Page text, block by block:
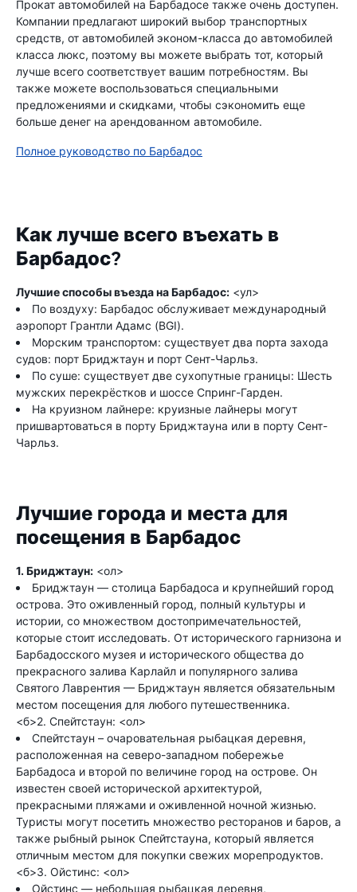
Прокат автомобилей на Барбадосе также очень доступен.
Компании предлагают широкий выбор транспортных
средств, от автомобилей эконом-класса до автомобилей
класса люкс, поэтому вы можете выбрать тот, который
лучше всего соответствует вашим потребностям. Вы
также можете воспользоваться специальными
предложениями и скидками, чтобы сэкономить еще
больше денег на арендованном автомобиле.
Полное руководство по Барбадос
Как лучше всего въехать в
Барбадос?
Лучшие способы въезда на Барбадос: <ул>
По воздуху: Барбадос обслуживает международный
аэропорт Грантли Адамс (BGI).
Морским транспортом: существует два порта захода
судов: порт Бриджтаун и порт Сент-Чарльз.
По суше: существует две сухопутные границы: Шесть
мужских перекрёстков и шоссе Спринг-Гарден.
На круизном лайнере: круизные лайнеры могут
пришвартоваться в порту Бриджтауна или в порту Сент-
Чарльз.
Лучшие города и места для
посещения в Барбадос
1. Бриджтаун: <ол>
Бриджтаун — столица Барбадоса и крупнейший город
острова. Это оживленный город, полный культуры и
истории, со множеством достопримечательностей,
которые стоит исследовать. От исторического гарнизона и
Барбадосского музея и исторического общества до
прекрасного залива Карлайл и популярного залива
Святого Лаврентия — Бриджтаун является обязательным
местом посещения для любого путешественника.
<б>2. Спейтстаун: <ол>
Спейтстаун – очаровательная рыбацкая деревня,
расположенная на северо-западном побережье
Барбадоса и второй по величине город на острове. Он
известен своей исторической архитектурой,
прекрасными пляжами и оживленной ночной жизнью.
Туристы могут посетить множество ресторанов и баров, а
также рыбный рынок Спейтстауна, который является
отличным местом для покупки свежих морепродуктов.
<б>3. Ойстинс: <ол>
Ойстинс — небольшая рыбацкая деревня,